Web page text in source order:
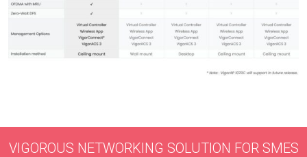
VIGOROUS NETWORKING SOLUTION FOR SMES